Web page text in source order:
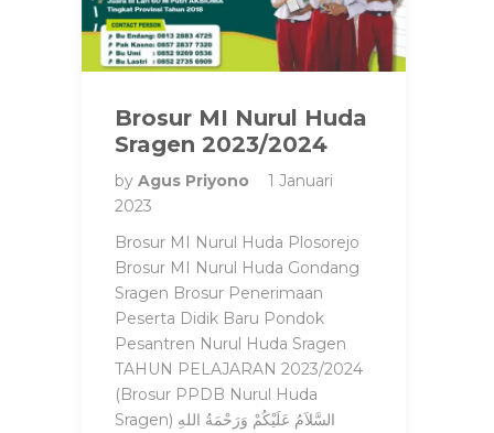
Brosur MI Nurul Huda
Sragen 2023/2024
by Agus Priyono
1 Januari
2023
Brosur MI Nurul Huda Plosorejo
Brosur MI Nurul Huda Gondang
Sragen Brosur Penerimaan
Peserta Didik Baru Pondok
Pesantren Nurul Huda Sragen
TAHUN PELAJARAN 2023/2024
(Brosur PPDB Nurul Huda
Sragen) السَّلاَمُ عَلَيْكُمْ وَرَحْمَةُ اللهِ